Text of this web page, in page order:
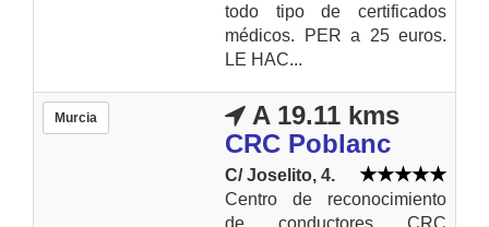
todo tipo de certificados
médicos. PER a 25 euros.
LE HAC...
Murcia
A 19.11 kms
CRC Poblanc
C/ Joselito, 4.
Centro de reconocimiento
de conductores CRC